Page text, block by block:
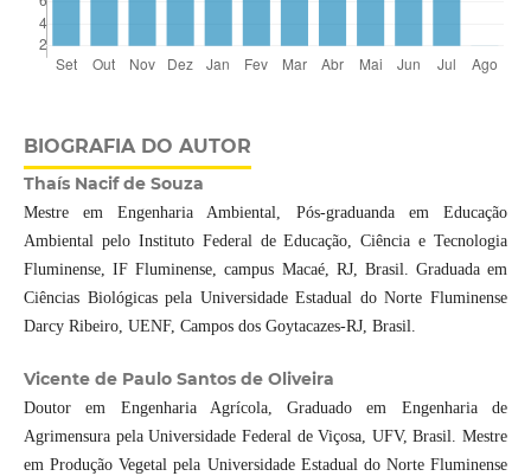
BIOGRAFIA DO AUTOR
Thaís Nacif de Souza
Mestre em Engenharia Ambiental, Pós-graduanda em Educação
Ambiental pelo Instituto Federal de Educação, Ciência e Tecnologia
Fluminense, IF Fluminense, campus Macaé, RJ, Brasil. Graduada em
Ciências Biológicas pela Universidade Estadual do Norte Fluminense
Darcy Ribeiro, UENF, Campos dos Goytacazes-RJ, Brasil.
Vicente de Paulo Santos de Oliveira
Doutor em Engenharia Agrícola, Graduado em Engenharia de
Agrimensura pela Universidade Federal de Viçosa, UFV, Brasil. Mestre
em Produção Vegetal pela Universidade Estadual do Norte Fluminense